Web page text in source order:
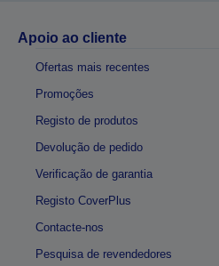
Apoio ao cliente
Ofertas mais recentes
Promoções
Registo de produtos
Devolução de pedido
Verificação de garantia
Registo CoverPlus
Contacte-nos
Pesquisa de revendedores